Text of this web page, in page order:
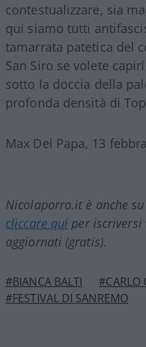
contestualizzare, sia
qui siamo tutti
tamarrata patetica del
San Siro se volete
sotto la doccia della
profonda densità di
Max Del Papa, 13
Nicolaporro.it è anche
cliccare qui per iscriversi
aggiornati (gratis).
#BIANCA BALTI
#CARLO
#FESTIVAL DI SANREMO